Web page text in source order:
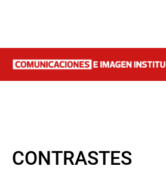
CONTRASTES